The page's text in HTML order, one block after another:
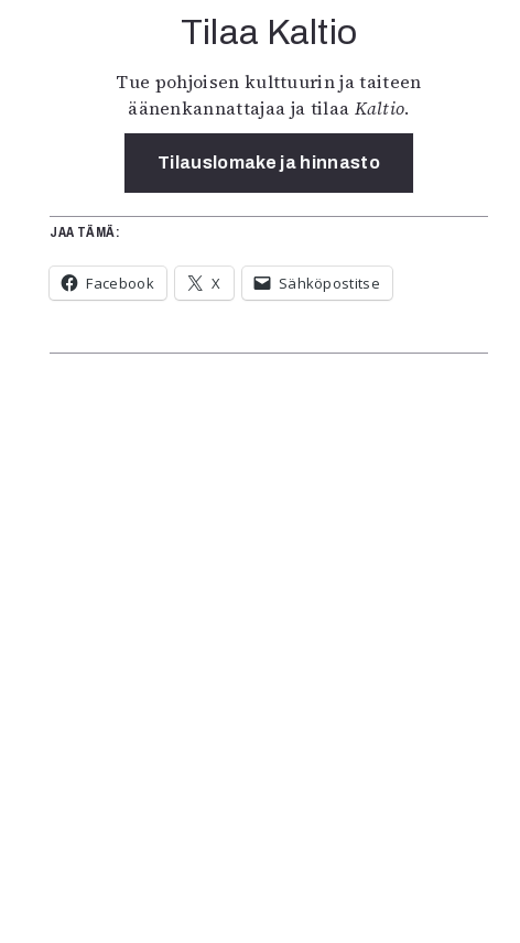
Tilaa Kaltio
Tue pohjoisen kulttuurin ja taiteen
äänenkannattajaa ja tilaa Kaltio.
Tilauslomake ja hinnasto
JAA TÄMÄ:
Facebook X Sähköpostitse